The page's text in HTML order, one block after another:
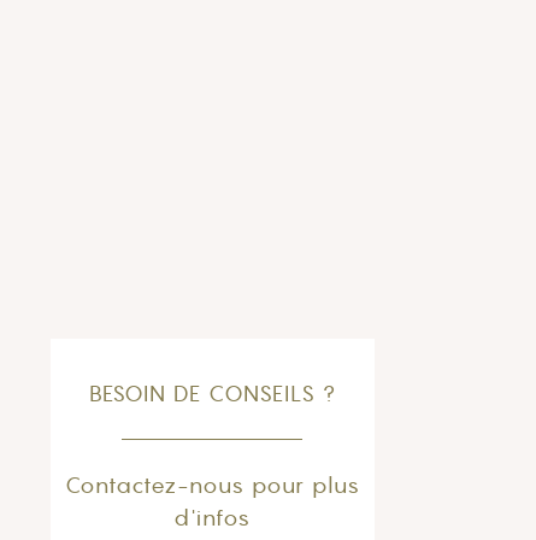
BESOIN DE CONSEILS ?
Contactez-nous pour plus
d'infos